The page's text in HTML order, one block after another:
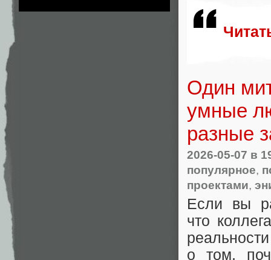
Один
умные
разные
2026-05-07 в
популярное,
проектами,
Если вы
что
о том,